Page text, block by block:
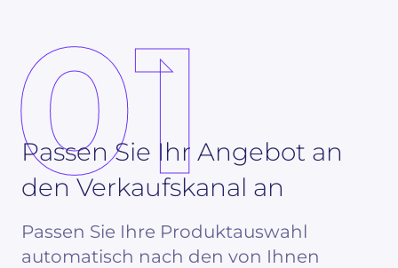
01
Passen Sie Ihr Angebot an
den Verkaufskanal an
Passen Sie Ihre Produktauswahl
automatisch nach den von Ihnen